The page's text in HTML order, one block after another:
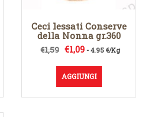
Ceci lessati Conserve
della Nonna gr.360
€1,59 Il
originale
era:
€1,59.
€1,09Il
attuale
è:
€1,09.
- 4.95 €/Kg
AGGIUNGI